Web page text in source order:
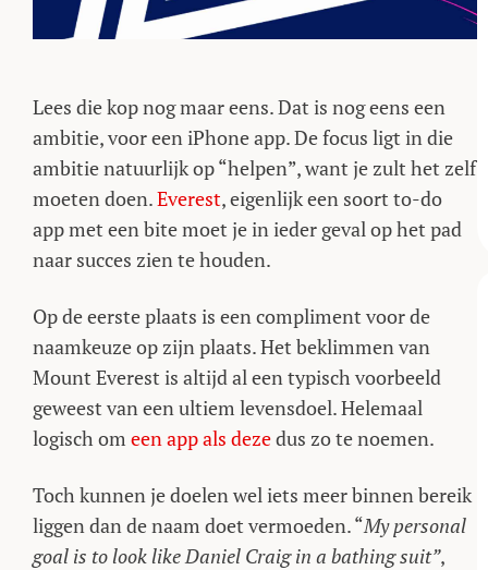
Lees die kop nog maar eens. Dat is nog eens een
ambitie, voor een iPhone app. De focus ligt in die
ambitie natuurlijk op “helpen”, want je zult het zelf
moeten doen.Everest, eigenlijk een soort to-do
app met een bite moet je in ieder geval op het pad
naar succes zien te houden.
Op de eerste plaats is een compliment voor de
naamkeuze op zijn plaats. Het beklimmen van
Mount Everest is altijd al een typisch voorbeeld
geweest van een ultiem levensdoel. Helemaal
logisch om een app als dezedus zo te noemen.
Toch kunnen je doelen wel iets meer binnen bereik
liggen dan de naam doet vermoeden. “My personal
goal is to look like Daniel Craig in a bathing suit”,